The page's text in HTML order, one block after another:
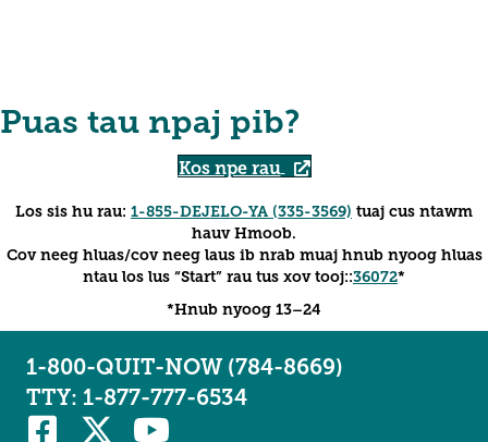
Puas tau npaj pib?
Kos npe rau
Los sis hu rau: 1-855-DEJELO-YA (335-3569) tuaj cus ntawm
hauv Hmoob.
Cov neeg hluas/cov neeg laus ib nrab muaj hnub nyoog hluas
ntau los lus “Start” rau tus xov tooj::36072*
*Hnub nyoog 13–24
1-800-QUIT-NOW (784-8669)
TTY: 1-877-777-6534